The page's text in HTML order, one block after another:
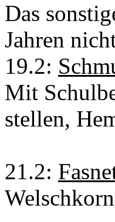
Das
Jahren
19.2:
Mit
stellen,
21.2: